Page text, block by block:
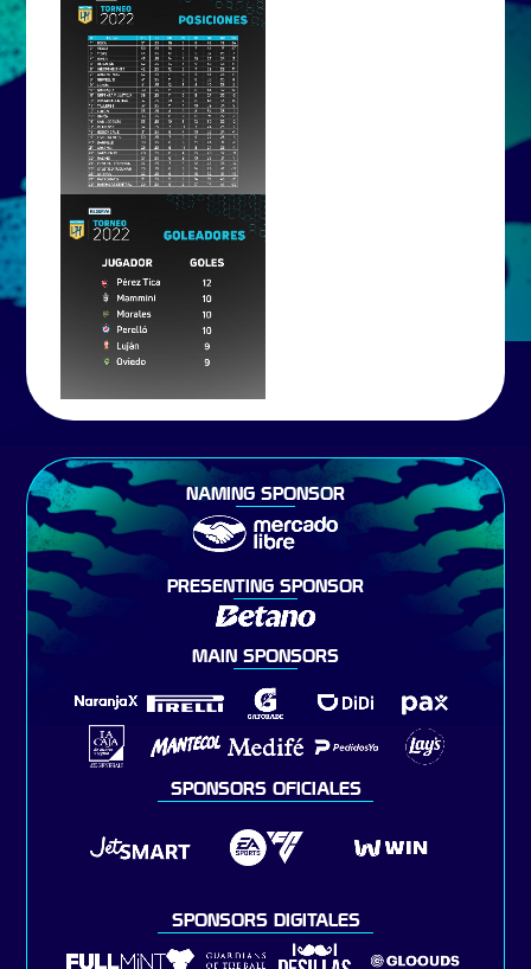
NAMING SPONSOR
PRESENTING SPONSOR
MAIN SPONSORS
SPONSORS OFICIALES
SPONSORS DIGITALES